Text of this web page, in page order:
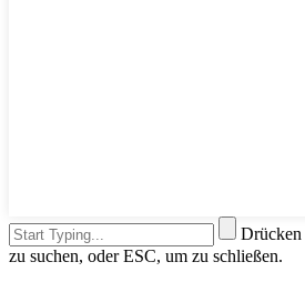
Drücken
zu suchen, oder ESC, um zu schließen.